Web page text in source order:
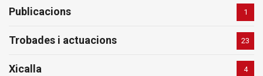
Publicacions 1
Trobades i actuacions 23
Xicalla 4